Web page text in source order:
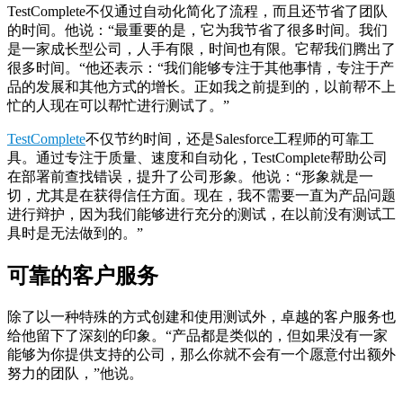
TestComplete不仅通过自动化简化了流程，而且还节省了团队
的时间。他说：“最重要的是，它为我节省了很多时间。我们
是一家成长型公司，人手有限，时间也有限。它帮我们腾出了
很多时间。“他还表示：“我们能够专注于其他事情，专注于产
品的发展和其他方式的增长。正如我之前提到的，以前帮不上
忙的人现在可以帮忙进行测试了。”
TestComplete不仅节约时间，还是Salesforce工程师的可靠工
具。通过专注于质量、速度和自动化，TestComplete帮助公司
在部署前查找错误，提升了公司形象。他说：“形象就是一
切，尤其是在获得信任方面。现在，我不需要一直为产品问题
进行辩护，因为我们能够进行充分的测试，在以前没有测试工
具时是无法做到的。”
可靠的客户服务
除了以一种特殊的方式创建和使用测试外，卓越的客户服务也
给他留下了深刻的印象。“产品都是类似的，但如果没有一家
能够为你提供支持的公司，那么你就不会有一个愿意付出额外
努力的团队，”他说。